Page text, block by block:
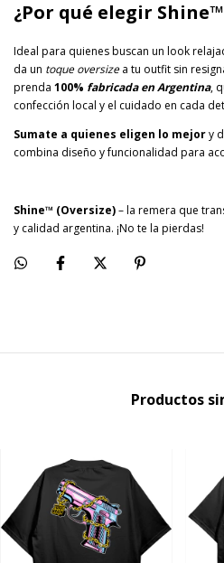
¿Por qué elegir
Ideal para quienes buscan un look
da un toque oversizea tu outfit sin
prenda 100% fabricada en Argentina,
confección local y el cuidado en cada
Sumate a quienes eligen lo mejory
combina diseño y funcionalidad para
Shine™ (Oversize)– la remera que
y calidad argentina. ¡No te la pierdas!
Productos